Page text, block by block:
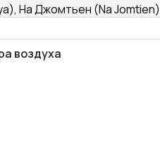
На Джомтьен (Na Jomtien)
воздуха